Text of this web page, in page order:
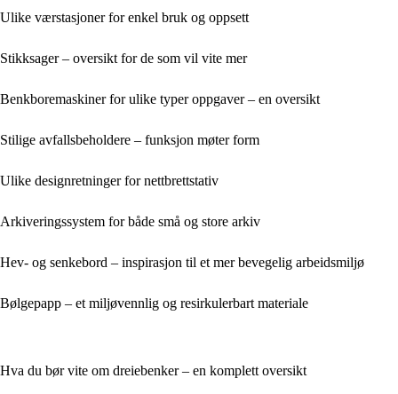
Ulike værstasjoner for enkel bruk og oppsett
Stikksager – oversikt for de som vil vite mer
Benkboremaskiner for ulike typer oppgaver – en oversikt
Stilige avfallsbeholdere – funksjon møter form
Ulike designretninger for nettbrettstativ
Arkiveringssystem for både små og store arkiv
Hev- og senkebord – inspirasjon til et mer bevegelig arbeidsmiljø
Bølgepapp – et miljøvennlig og resirkulerbart materiale
Hva du bør vite om dreiebenker – en komplett oversikt